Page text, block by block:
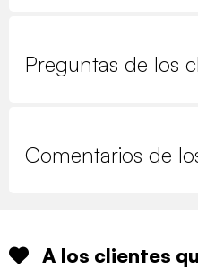
Preguntas de los
Comentarios de
A los clientes